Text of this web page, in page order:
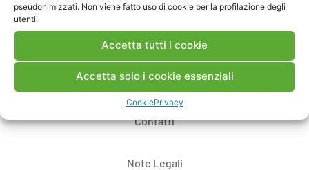
pseudonimizzati. Non viene fatto uso di cookie per la profilazione degli
utenti.
Accetta tutti i cookie
Accetta solo i cookie essenziali
CookiePrivacy
Contatti
Note Legali